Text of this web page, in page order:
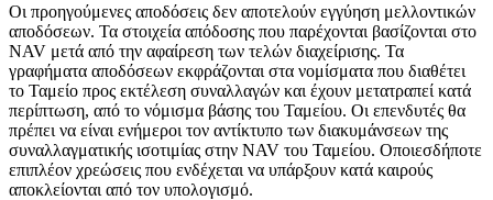
Οι προηγούμενες αποδόσεις δεν αποτελούν εγγύηση μελλοντικών
αποδόσεων. Τα στοιχεία απόδοσης που παρέχονται βασίζονται στο
NAV μετά από την αφαίρεση των τελών διαχείρισης. Τα
γραφήματα αποδόσεων εκφράζονται στα νομίσματα που διαθέτει
το Ταμείο προς εκτέλεση συναλλαγών και έχουν μετατραπεί κατά
περίπτωση, από το νόμισμα βάσης του Ταμείου. Οι επενδυτές θα
πρέπει να είναι ενήμεροι τον αντίκτυπο των διακυμάνσεων της
συναλλαγματικής ισοτιμίας στην NAV του Ταμείου. Οποιεσδήποτε
επιπλέον χρεώσεις που ενδέχεται να υπάρξουν κατά καιρούς
αποκλείονται από τον υπολογισμό.